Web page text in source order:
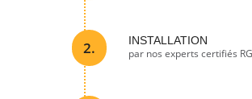
2. INSTALLATION
par nos experts certifiés